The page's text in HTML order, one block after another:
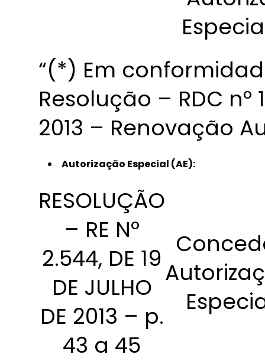
“(*) Em
Resolução – RDC
2013 – Renovação
Autorização Especial (AE):
RESOLUÇÃO
– RE Nº
2.544, DE 19
DE JULHO
DE 2013 – p.
43 a 45